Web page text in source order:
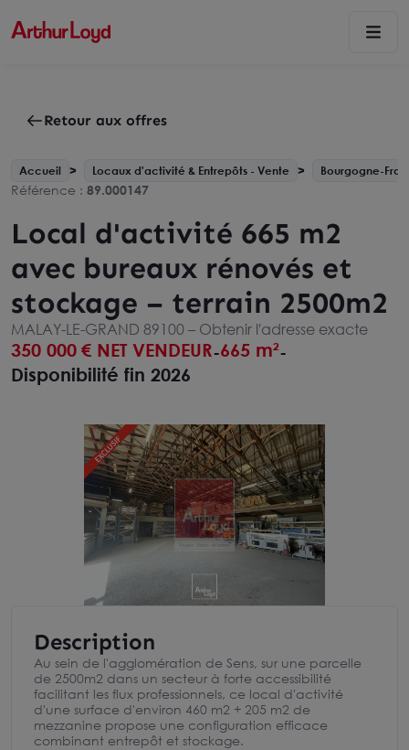
Retour aux offres
Accueil Locaux d'activité & Entrepôts - Vente Bourgogne-
Référence : 89.000147
Local d'activité 665 m2
avec bureaux rénovés et
stockage – terrain 2500m2
MALAY-LE-GRAND 89100 – Obtenir l'adresse exacte
350 000 € NET VENDEUR-665 m²-
Disponibilité fin 2026
Description
Au sein de l'agglomération de Sens, sur une parcelle
de 2500m2 dans un secteur à forte accessibilité
facilitant les flux professionnels, ce local d'activité
d'une surface d'environ 460 m2 + 205 m2 de
mezzanine propose une configuration efficace
combinant entrepôt et stockage.